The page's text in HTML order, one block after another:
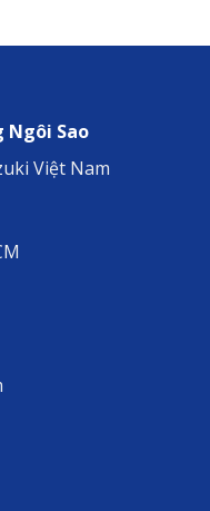
Ngôi Sao
Việt Nam